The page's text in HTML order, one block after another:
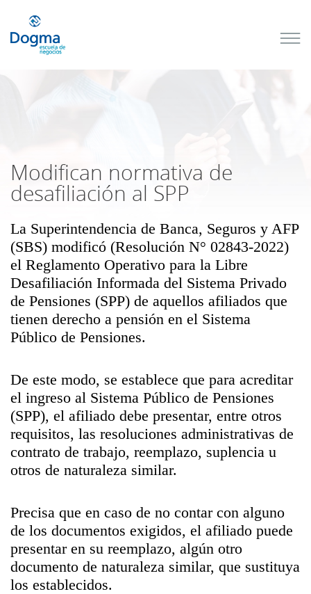
Modifican normativa de
desafiliación al SPP
La Superintendencia de Banca, Seguros y AFP
(SBS) modificó (Resolución N° 02843-2022)
el Reglamento Operativo para la Libre
Desafiliación Informada del Sistema Privado
de Pensiones (SPP) de aquellos afiliados que
tienen derecho a pensión en el Sistema
Público de Pensiones.
De este modo, se establece que para acreditar
el ingreso al Sistema Público de Pensiones
(SPP), el afiliado debe presentar, entre otros
requisitos, las resoluciones administrativas de
contrato de trabajo, reemplazo, suplencia u
otros de naturaleza similar.
Precisa que en caso de no contar con alguno
de los documentos exigidos, el afiliado puede
presentar en su reemplazo, algún otro
documento de naturaleza similar, que sustituya
los establecidos.
próximos
Más Cursos